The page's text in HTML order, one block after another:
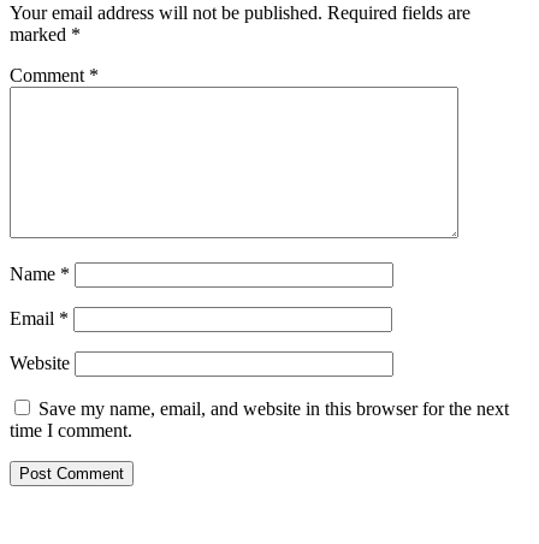
Your email address will not be published. Required fields are
marked *
Comment *
Name *
Email *
Website
Save my name, email, and website in this browser for the next
time I comment.